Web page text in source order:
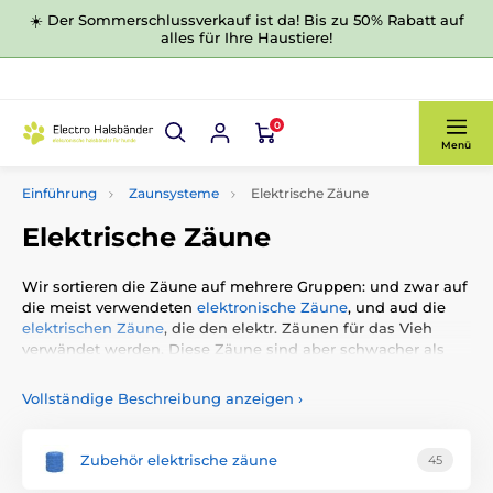
☀️ Der Sommerschlussverkauf ist da! Bis zu 50% Rabatt auf
alles für Ihre Haustiere!
0
Menü
Einführung Zaunsysteme Elektrische Zäune
Elektrische Zäune
Wir sortieren die Zäune auf mehrere Gruppen: und zwar auf
die meist verwendeten elektronische Zäune, und aud die
elektrischen Zäune, die den elektr. Zäunen für das Vieh
verwändet werden. Diese Zäune sind aber schwacher als
Diese Zäune sind für sehr wenig Fälle geeignet geignet weil
man bei diesen Zäunen ein Seil herum den Gründstück
Zäune, die kein draht brauchen. Die senden den Signal in
einer bestimmter Umgebung von der sich der Hund oder
Vollständige Beschreibung anzeigen ›
Zubehör elektrische zäune 45